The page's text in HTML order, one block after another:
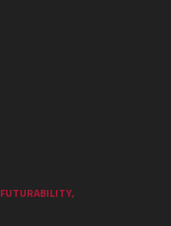
FUTURABILITY,